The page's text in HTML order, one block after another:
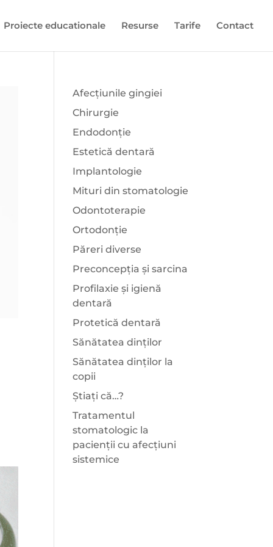
Proiecte educationale Resurse Tarife Contact
Afecțiunile gingiei
Chirurgie
Endodonție
Estetică dentară
Implantologie
Mituri din stomatologie
Odontoterapie
Ortodonție
Păreri diverse
Preconcepția și sarcina
Profilaxie și igienă
dentară
Protetică dentară
Sănătatea dinților
Sănătatea dinților la
copii
Știați că…?
Tratamentul
stomatologic la
pacienții cu afecțiuni
sistemice